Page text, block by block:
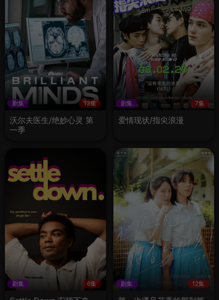
剧集 13集
沃尔夫医生/绝妙心灵 第
一季
剧集 7集
爱情现状/指尖浪漫
剧集 6集 剧集 12集